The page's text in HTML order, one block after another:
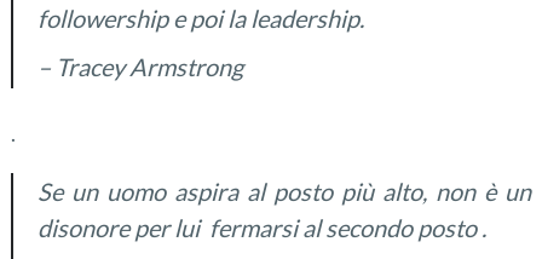
followership e poi la leadership.
– Tracey Armstrong
.
Se un uomo aspira al posto più alto, non è un
disonoreper lui fermarsial secondo posto.